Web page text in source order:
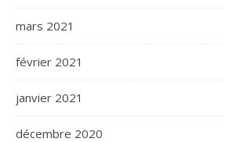
mars 2021
février 2021
janvier 2021
décembre 2020